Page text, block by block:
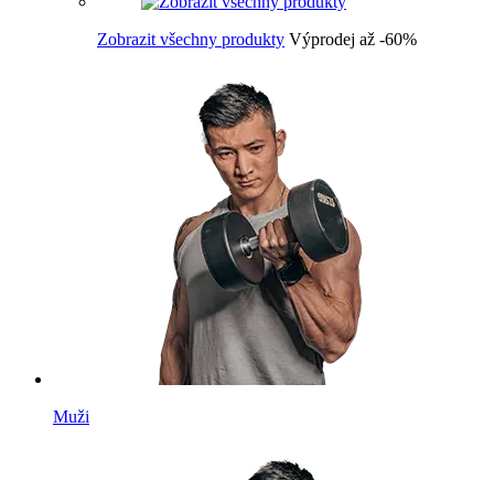
Zobrazit všechny produkty Výprodej až -60%
Muži